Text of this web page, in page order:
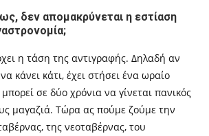
δεν απομακρύνεται η εστίαση
η τάση της αντιγραφής. Δηλαδή αν
κάνει κάτι, έχει στήσει ένα ωραίο
σε δύο χρόνια να γίνεται πανικός
μαγαζιά. Τώρα ας πούμε ζούμε την
της νεοταβέρνας, του